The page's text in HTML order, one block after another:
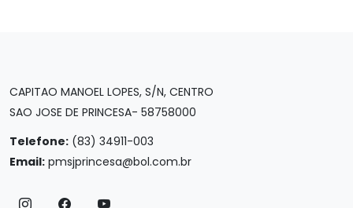
CAPITAO MANOEL LOPES, S/N, CENTRO
SAO JOSE DE PRINCESA- 58758000
Telefone: (83) 34911-003
Email: pmsjprincesa@bol.com.br